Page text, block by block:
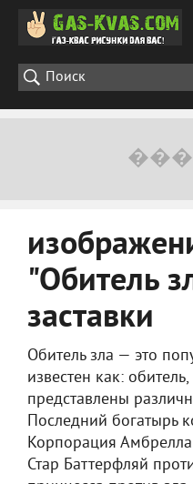
"Обитель
заставки
Обитель зла — это
известен как:
представлены
Последний богатырь
Корпорация Амбрелла
Стар Баттерфляй